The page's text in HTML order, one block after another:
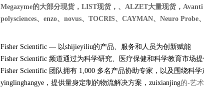
Megazyme的大部分现货，LIST现货，、ALZET大量现货，
polysciences、enzo、novus、TOCRIS、CAYMAN、Neuro
Fisher Scientific — 以shijieyiliu的产品、服务和人员为创新赋能
Fisher Scientific 频道通过为科学研究、医疗保健和科学教育市场
Fisher Scientific 团队拥有 1,000 多名产品协助专家，以及围绕科
yinglinghangye ，提供量身定制的物流解决方案， zuixianjing的-艺